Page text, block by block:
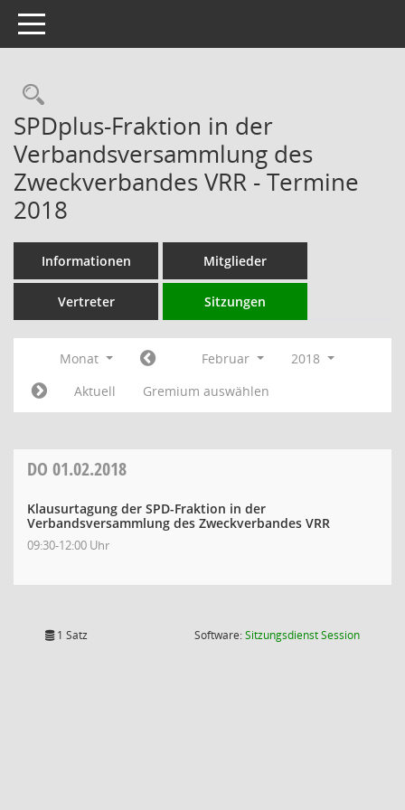
Toggle navigation
Rechercheauswahl
SPDplus-Fraktion in der
Verbandsversammlung des
Zweckverbandes VRR - Termine
2018
Informationen Mitglieder
Vertreter Sitzungen
Monat Februar
2018
Aktuell
Gremium auswählen
DO 01.02.2018
Klausurtagung der SPD-Fraktion in der
Verbandsversammlung des Zweckverbandes VRR
09:30-12:00 Uhr
1 Satz Software:SitzungsdienstSession(Wird in